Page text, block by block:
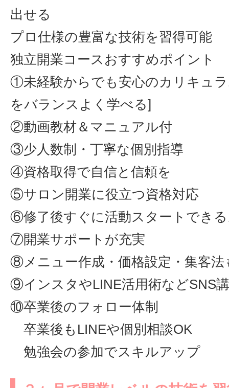
出せる
プロ仕様の豊富な技術を習得可能
独立開業コースおすすめポイント
①未経験からでも安心のカリキュ
をバランスよく学べる]
②動画教材＆マニュアル付
③少人数制・丁寧な個別指導
④資格取得で自信と信頼を
⑤サロン開業に役立つ資格対応
⑥修了後すぐに活動スタートでき
⑦開業サポートが充実
⑧メニュー作成・価格設定・集客法
⑨インスタやLINE活用術などSNS
⑩卒業後のフォロー体制
卒業後もLINEや個別相談OK
勉強会の参加でスキルアップ